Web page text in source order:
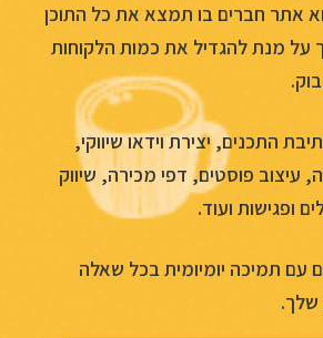
אתר חברים בו תמצא את כל התוכן
על מנת להגדיל את כמות הלקוחות
התכנים, יצירת וידאו שיווקי,
עיצוב פוסטים, דפי מכירה, שיווק
ופגישות ועוד.
עם תמיכה יומיומית בכל שאלה
שלך.